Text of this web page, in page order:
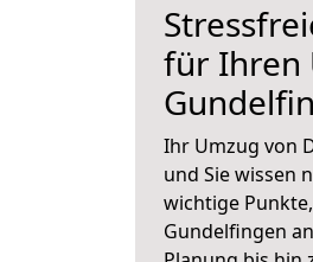
für Ihren
Ihr Umzug von
und Sie wissen
wichtige
Gundelfingen